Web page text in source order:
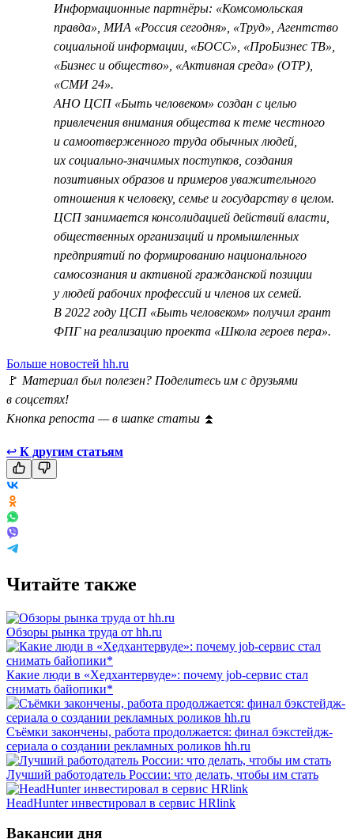
Информационные партнёры: «Комсомольская
правда», МИА «Россия сегодня», «Труд», Агентство
социальной информации, «БОСС», «ПроБизнес ТВ»,
«Бизнес и общество», «Активная среда» (ОТР),
«СМИ 24».
АНО ЦСП «Быть человеком» создан с целью
привлечения внимания общества к теме честного
и самоотверженного труда обычных людей,
их социально-значимых поступков, создания
позитивных образов и примеров уважительного
отношения к человеку, семье и государству в целом.
ЦСП занимается консолидацией действий власти,
общественных организаций и промышленных
предприятий по формированию национального
самосознания и активной гражданской позиции
у людей рабочих профессий и членов их семей.
В 2022 году ЦСП «Быть человеком» получил грант
ФПГ на реализацию проекта «Школа героев пера».
Больше новостей hh.ru
🚩 Материал был полезен? Поделитесь им с друзьями
в соцсетях!
Кнопка репоста — в шапке статьи ⏫
↩ К другим статьям
Читайте также
Обзоры рынка труда от hh.ru
Какие люди в «Хедхантервуде»: почему job-сервис стал
снимать байопики*
Съёмки закончены, работа продолжается: финал бэкстейдж-
сериала о создании рекламных роликов hh.ru
Лучший работодатель России: что делать, чтобы им стать
HeadHunter инвестировал в сервис HRlink
Вакансии дня